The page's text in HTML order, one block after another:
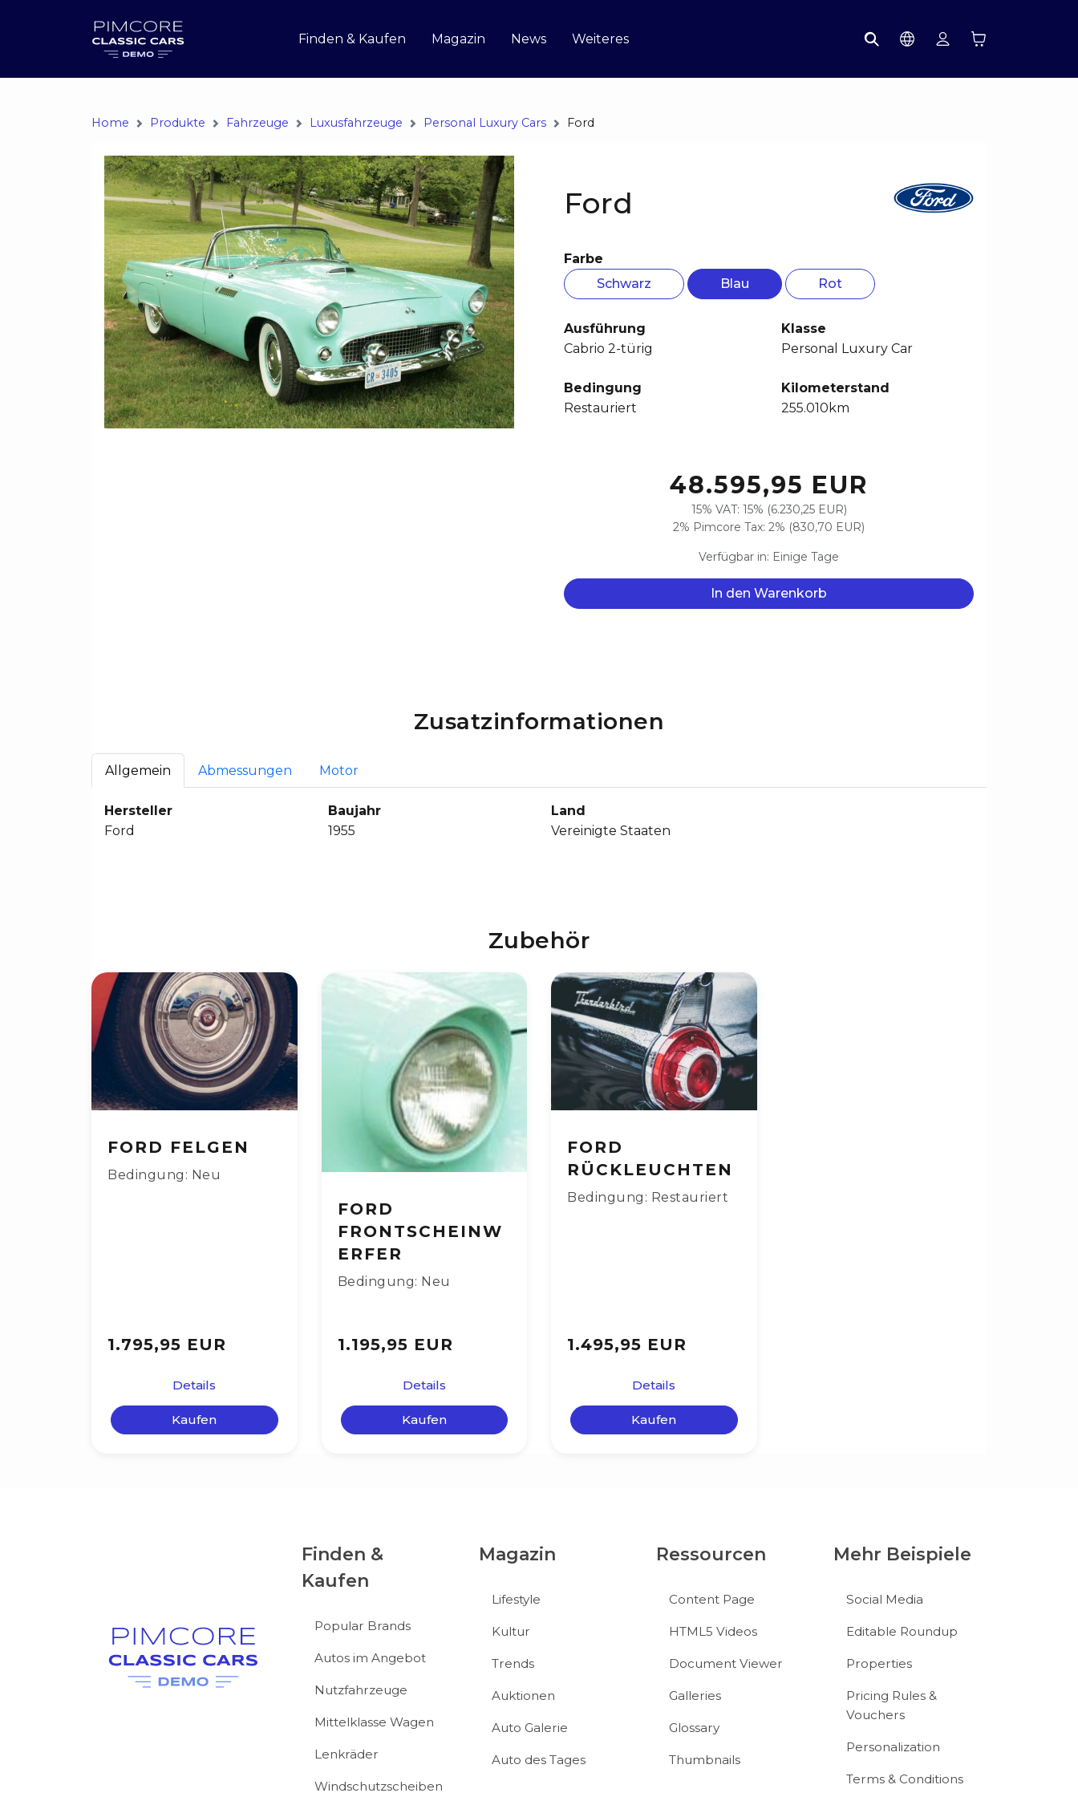
Finden & Kaufen Magazin News Weiteres
Home Produkte Fahrzeuge Luxusfahrzeuge Personal Luxury Cars Ford
Ford
Farbe
Schwarz
Blau Rot
Ausführung
Cabrio 2-türig
Klasse
Personal Luxury Car
Bedingung
Restauriert
Kilometerstand
255.010km
48.595,95 EUR
15% VAT: 15% (6.230,25 EUR)
2% Pimcore Tax: 2% (830,70 EUR)
Verfügbar in: Einige Tage
In den Warenkorb
Zusatzinformationen
Allgemein Abmessungen Motor
Hersteller
Ford
Baujahr
1955
Land
Vereinigte Staaten
Zubehör
FORD FELGEN
Bedingung: Neu
1.795,95 EUR
Details
Kaufen
FORD
FRONTSCHEINW
ERFER
Bedingung: Neu
1.195,95 EUR
Details
Kaufen
FORD
RÜCKLEUCHTEN
Bedingung: Restauriert
1.495,95 EUR
Details
Kaufen
Finden &
Kaufen
Popular Brands
Autos im Angebot
Nutzfahrzeuge
Mittelklasse Wagen
Lenkräder
Windschutzscheiben
Magazin
Lifestyle
Kultur
Trends
Auktionen
Auto Galerie
Auto des Tages
Ressourcen
Content Page
HTML5 Videos
Document Viewer
Galleries
Glossary
Thumbnails
Mehr Beispiele
Social Media
Editable Roundup
Properties
Pricing Rules &
Vouchers
Personalization
Terms & Conditions